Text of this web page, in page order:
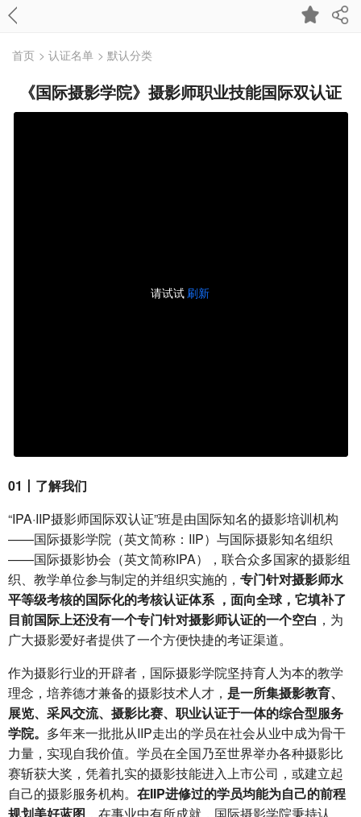
首页 > 认证名单 > 默认分类
《国际摄影学院》摄影师职业技能国际双认证
01丨了解我们
“IPA·IIP摄影师国际双认证”班是由国际知名的摄影培训机构
——国际摄影学院（英文简称：IIP）与国际摄影知名组织
——国际摄影协会（英文简称IPA），联合众多国家的摄影组
织、教学单位参与制定的并组织实施的， 专门针对摄影师水
平等级考核的国际化的考核认证体系 ，面向全球，它填补了
目前国际上还没有一个专门针对摄影师认证的一个空白 ，为
广大摄影爱好者提供了一个方便快捷的考证渠道。
作为摄影行业的开辟者，国际摄影学院坚持育人为本的教学
理念，培养德才兼备的摄影技术人才， 是一所集摄影教育、
展览、采风交流、摄影比赛、职业认证于一体的综合型服务
学院。 多年来一批批从IIP走出的学员在社会从业中成为骨干
力量，实现自我价值。学员在全国乃至世界举办各种摄影比
赛斩获大奖，凭着扎实的摄影技能进入上市公司，或建立起
自己的摄影服务机构。 在IIP进修过的学员均能为自己的前程